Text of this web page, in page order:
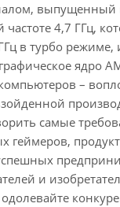
выпущенный
частоте 4,7 ГГц,
в турбо
ядро
–
самые
геймеров,
и